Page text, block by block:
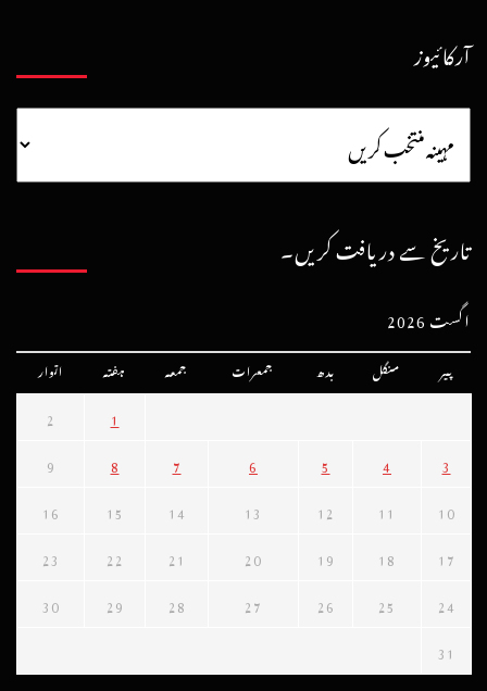
آرکائیوز
تاریخ سے دریافت کریں۔
اگست 2026
پیر منگل بدھ جمعرات جمعہ ہفتہ اتوار
1
2
3
4
5
6
7
8
9
10
11
12
13
14
15
16
17
18
19
20
21
22
23
24
25
26
27
28
29
30
31